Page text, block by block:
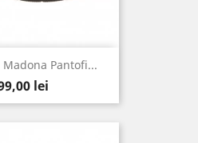
Pantofi...
lei